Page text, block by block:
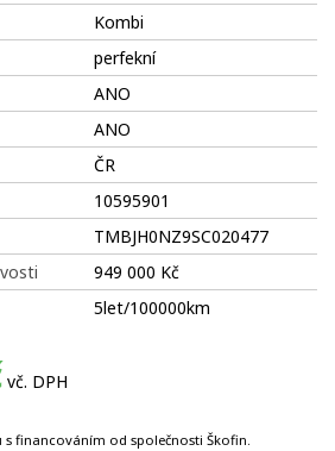
Kombi
perfekní
ANO
ANO
ČR
10595901
TMBJH0NZ9SC020477
949 000 Kč
5let/100000km
vč. DPH
financováním od společnosti Škofin.